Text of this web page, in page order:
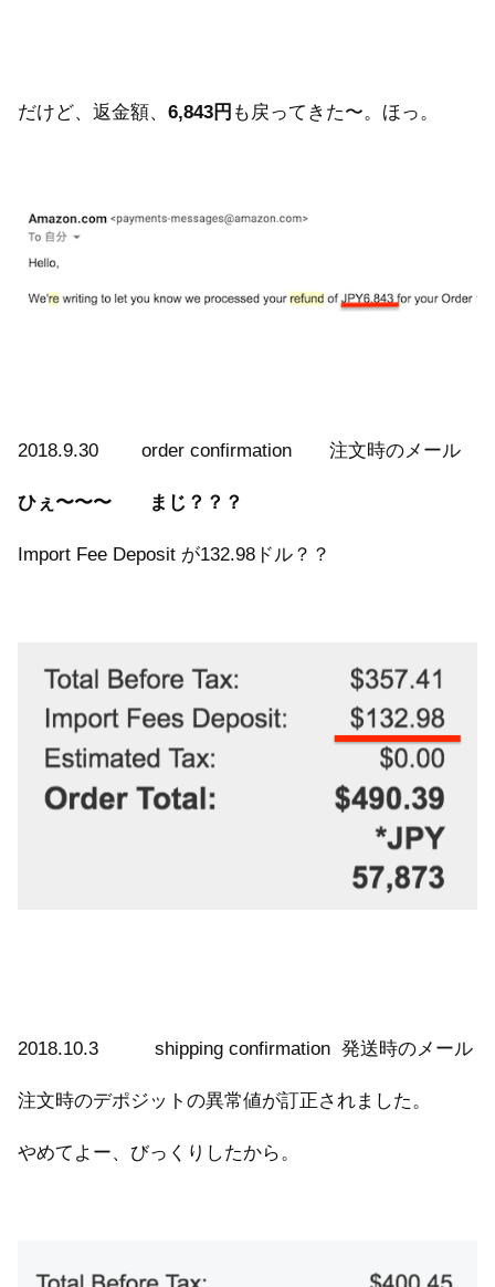
だけど、返金額、 6,843円 も戻ってきた〜。ほっ。
2018.9.30 order confirmation 注文時のメール
ひぇ〜〜〜 まじ？？？
Import Fee Deposit が132.98ドル？？
2018.10.3 shipping confirmation 発送時のメール
注文時のデポジットの異常値が訂正されました。
やめてよー、びっくりしたから。